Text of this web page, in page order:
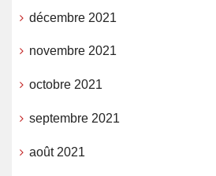
décembre 2021
novembre 2021
octobre 2021
septembre 2021
août 2021